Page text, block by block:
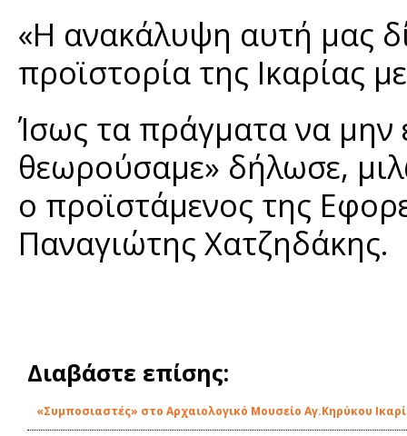
«Η ανακάλυψη αυτή μας
προϊστορία της Ικαρίας
Ίσως τα πράγματα να μην
θεωρούσαμε» δήλωσε,
ο προϊστάμενος της
Παναγιώτης Χατζηδάκης.
Διαβάστε επίσης:
«Συμποσιαστές» στο Αρχαιολογικό Μουσείο Αγ.Κηρύκου